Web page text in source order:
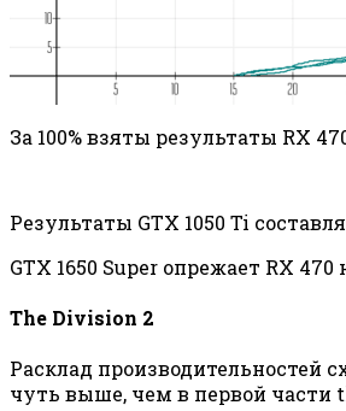
За 100% взяты результаты RX
Результаты GTX 1050 Ti
GTX 1650 Super опрежает RX 470
The Division 2
Расклад производительностей
чуть выше, чем в первой части